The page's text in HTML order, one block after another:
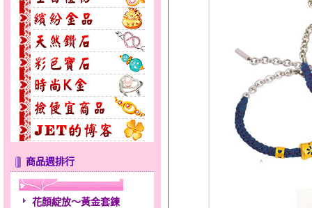
商品週排行
花顏綻放～黃金套鍊